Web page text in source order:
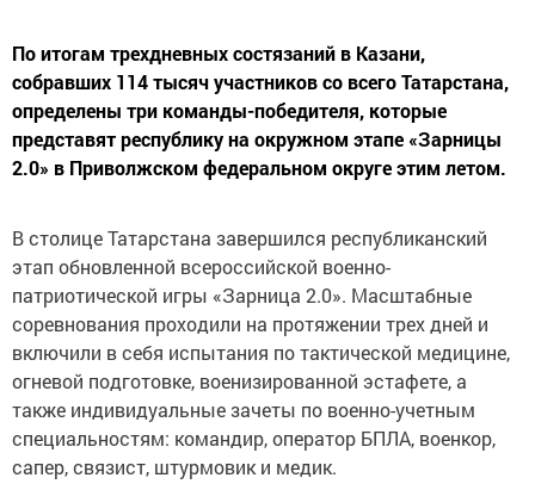
По итогам трехдневных состязаний в Казани,
собравших 114 тысяч участников со всего Татарстана,
определены три команды-победителя, которые
представят республику на окружном этапе «Зарницы
2.0» в Приволжском федеральном округе этим летом.
В столице Татарстана завершился республиканский
этап обновленной всероссийской военно-
патриотической игры «Зарница 2.0». Масштабные
соревнования проходили на протяжении трех дней и
включили в себя испытания по тактической медицине,
огневой подготовке, военизированной эстафете, а
также индивидуальные зачеты по военно-учетным
специальностям: командир, оператор БПЛА, военкор,
сапер, связист, штурмовик и медик.